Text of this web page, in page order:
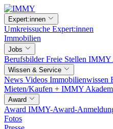
Expert:innen
Umkreissuche Expert:innen
Immobilien
Jobs
BerufsbilderFreie Stellen IMMY
Wissen & Service
News Videos Immobilienwissen
Mieten/Kaufen + IMMY
Award
Award IMMY-Award-
Fotos